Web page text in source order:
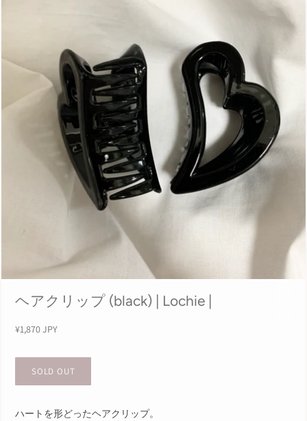
ヘアクリップ (black) | Lochie |
¥1,870 JPY
ハートを形どったヘアクリップ。